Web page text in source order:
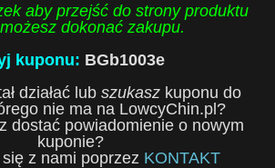
aby przejść do strony produktu
dokonać zakupu.
kuponu: BGb1003e
działać lub szukaszkuponu do
nie ma na LowcyChin.pl?
dostać powiadomienie o nowym
kuponie?
z nami poprzez KONTAKT